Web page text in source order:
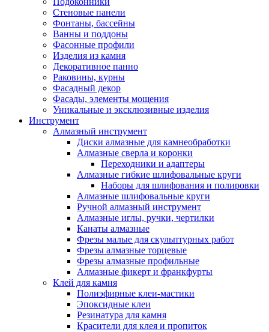
Стеновые панели
Фонтаны, бассейны
Ванны и поддоны
Фасонные профили
Изделия из камня
Декоративное панно
Раковины, курны
Фасадный декор
Фасады, элементы мощения
Уникальные и эксклюзивные изделия
Инструмент
Алмазный инструмент
Диски алмазные для камнеобработки
Алмазные сверла и коронки
Переходники и адаптеры
Алмазные гибкие шлифовальные круги
Наборы для шлифования и полировки
Алмазные шлифовальные круги
Ручной алмазный инструмент
Алмазные иглы, ручки, чертилки
Канаты алмазные
Фрезы малые для скульптурных работ
Фрезы алмазные торцевые
Фрезы алмазные профильные
Алмазные фикерт и франкфурты
Клей для камня
Полиэфирные клеи-мастики
Эпоксидные клеи
Резинатура для камня
Красители для клея и пропиток